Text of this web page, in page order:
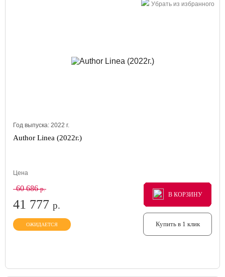
Убрать из избранного
Год выпуска: 2022 г.
Author Linea (2022г.)
Цена
60 686р.
41 777 р.
ОЖИДАЕТСЯ
В КОРЗИНУ
В КОРЗИНУ
В КОРЗИНУ
Купить в 1 клик